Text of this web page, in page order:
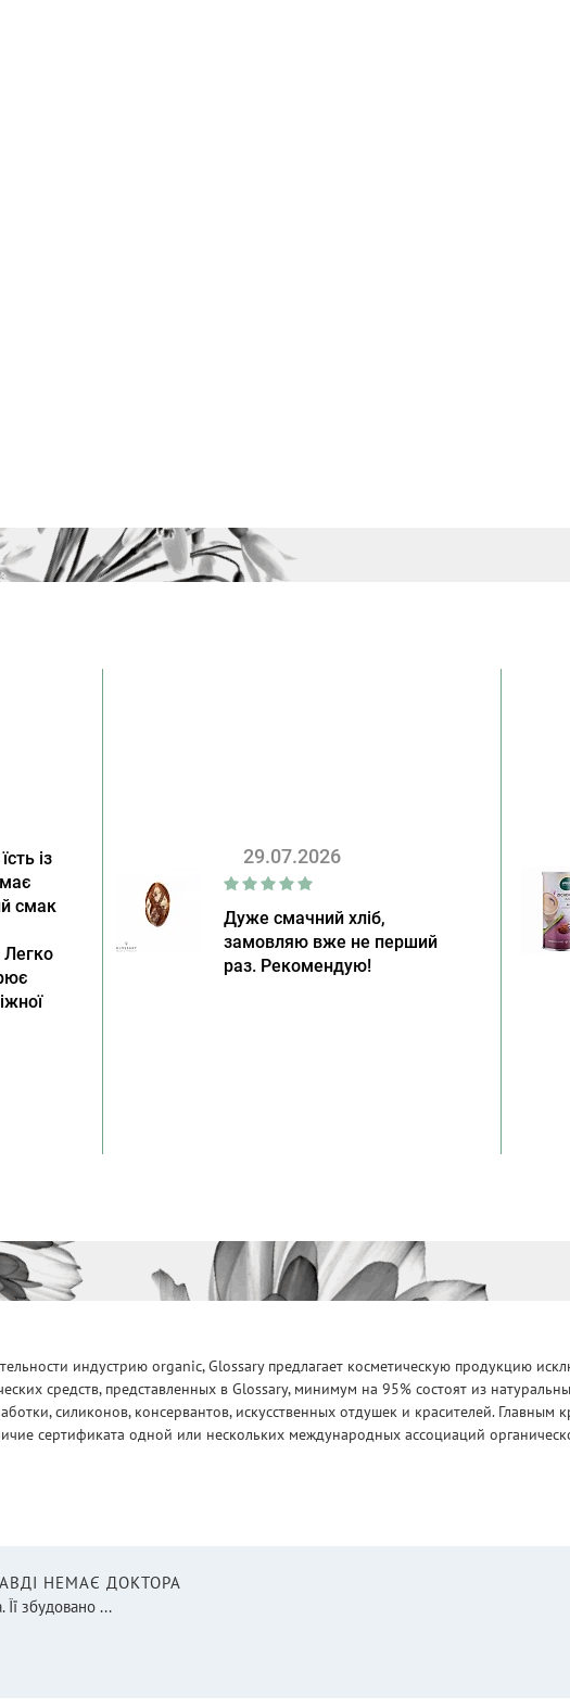
із
смак
Легко
29.07.2026
Дуже смачний хліб,
замовляю вже не перший
раз. Рекомендую!
индустрию organic, Glossary предлагает косметическую продукцию
средств, представленных в Glossary, минимум на 95% состоят из
силиконов, консервантов, искусственных отдушек и красителей. Главным
сертификата одной или нескольких международных ассоциаций
НЕМАЄ ДОКТОРА
збудовано ...